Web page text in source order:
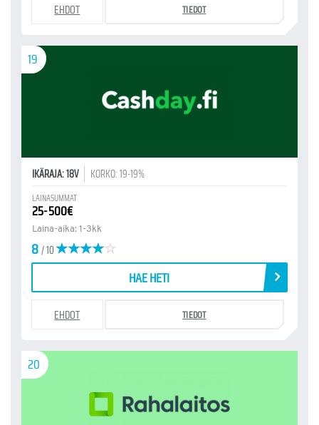
EHDOT TIEDOT
19
IKÄRAJA: 18V KORKO: 19-19%
LAINASUMMAT
25-500€
Laina-aika: 1-3kk
8/ 10
HAE HETI
EHDOT TIEDOT
20